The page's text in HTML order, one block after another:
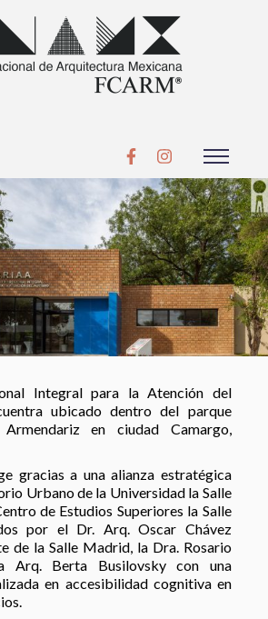
Integral para la Atención del
ubicado dentro del parque
en ciudad Camargo,
gracias a una alianza estratégica
Urbano de la Universidad la Salle
de Estudios Superiores la Salle
por el Dr. Arq. Oscar Chávez
de la Salle Madrid, la Dra. Rosario
Arq. Berta Busilovsky con una
en accesibilidad cognitiva en